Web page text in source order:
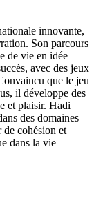
innovante,
Son parcours
de vie en idée
avec des jeux
que le jeu
il développe des
et plaisir. Hadi
des domaines
cohésion et
dans la vie